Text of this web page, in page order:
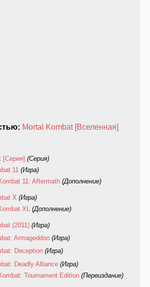
Mortal Kombat [Вселенная]
[Серия] (Серия)
11 (Игра)
11: Aftermath (Дополнение)
X (Игра)
XL (Дополнение)
(2011) (Игра)
Armageddon (Игра)
Deception (Игра)
Deadly Alliance (Игра)
Tournament Edition (Переиздание)